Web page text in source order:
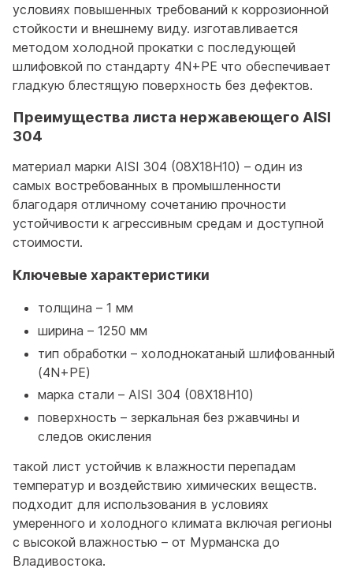
условиях повышенных требований к коррозионной
стойкости и внешнему виду. изготавливается
методом холодной прокатки с последующей
шлифовкой по стандарту 4N+PE что обеспечивает
гладкую блестящую поверхность без дефектов.
Преимущества листа нержавеющего AISI
304
материал марки AISI 304 (08Х18Н10) – один из
самых востребованных в промышленности
благодаря отличному сочетанию прочности
устойчивости к агрессивным средам и доступной
стоимости.
Ключевые характеристики
толщина – 1 мм
ширина – 1250 мм
тип обработки – холоднокатаный шлифованный
(4N+PE)
марка стали – AISI 304 (08Х18Н10)
поверхность – зеркальная без ржавчины и
следов окисления
такой лист устойчив к влажности перепадам
температур и воздействию химических веществ.
подходит для использования в условиях
умеренного и холодного климата включая регионы
с высокой влажностью – от Мурманска до
Владивостока.